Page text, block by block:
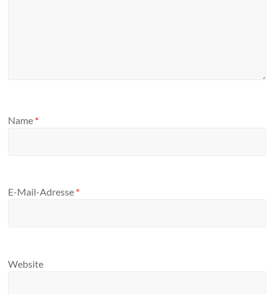
Name *
E-Mail-Adresse *
Website